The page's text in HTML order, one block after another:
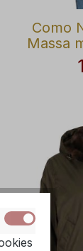
Como
Massa